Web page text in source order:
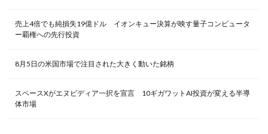
売上4倍でも純損失19億ドル イオンキュー決算が映す量子コンピュータ
ー覇権への先行投資
8月5日の米国市場で注目された大きく動いた銘柄
スペースXがエヌビディア一択を宣言 10ギガワットAI投資が変える半導
体市場